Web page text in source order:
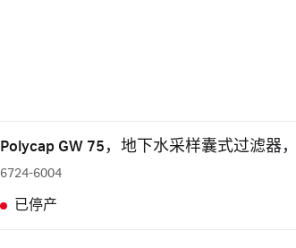
Polycap GW 75，地下水采样囊式过滤器
6724-6004
已停产